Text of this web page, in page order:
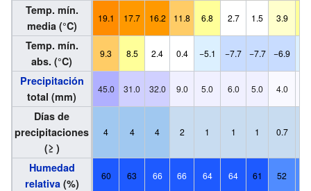
Temp. mín.
media (°C)
19.1 17.7 16.2 11.8 6.8 2.7 1.5 3.9
Temp. mín.
abs. (°C)
9.3 8.5 2.4 0.4 −5.1 −7.7 −7.7 −6.9
Precipitación
total (mm)
45.0 31.0 32.0 9.0 5.0 6.0 5.0 4.0
Días de
precipitaciones
(≥ )
4 4 4 2 1 1 1 0.7
Humedad
relativa (%)
60 63 66 66 64 64 61 52